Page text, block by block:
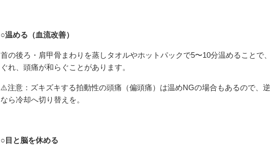
○温める（血流改善）
首の後ろ・肩甲骨まわりを蒸しタオルやホットパックで5〜10分温めることで
ぐれ、頭痛が和らぐことがあります。
⚠️注意：ズキズキする拍動性の頭痛（偏頭痛）は温めNGの場合もあるので、
なら冷却へ切り替えを。
○目と脳を休める